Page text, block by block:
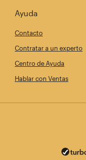
Ayuda
Contacto
Contratar a un experto
Centro de Ayuda
Hablar con Ventas